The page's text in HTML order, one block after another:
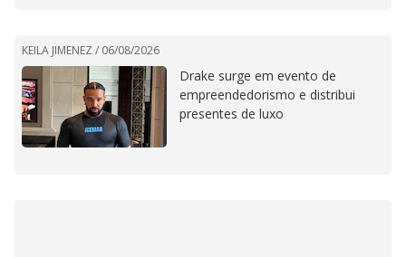
KEILA JIMENEZ / 06/08/2026
Drake surge em evento de
empreendedorismo e distribui
presentes de luxo